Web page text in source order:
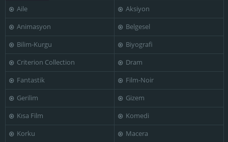
Aile
Aksiyon
Animasyon
Belgesel
Bilim-Kurgu
Biyografi
Criterion Collection
Dram
Fantastik
Film-Noir
Gerilim
Gizem
Kısa Film
Komedi
Korku
Macera